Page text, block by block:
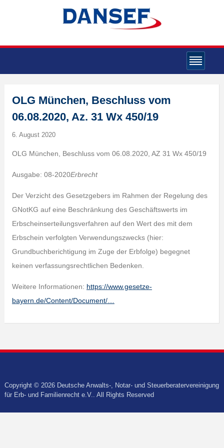
OLG München, Beschluss vom
06.08.2020, Az. 31 Wx 450/19
6. August 2020
OLG München, Beschluss vom 06.08.2020, AZ 31 Wx 450/19
Ausgabe: 08-2020Erbrecht
Der Verzicht des Gesetzgebers im Rahmen der Regelung des
GNotKG auf eine Beschränkung des Geschäftswerts im
Erbscheinserteilungsverfahren auf den Wert des mit dem
Erbschein verfolgten Verwendungszwecks (hier:
Grundbuchberichtigung im Zuge der Erbfolge) begegnet
keinen verfassungsrechtlichen Bedenken.
Weitere Informationen: https://www.gesetze-
bayern.de/Content/Document/…
Copyright © 2026 Deutsche Anwalts-, Notar- und Steuerberatervereinigung
für Erb- und Familienrecht e.V.. All Rights Reserved